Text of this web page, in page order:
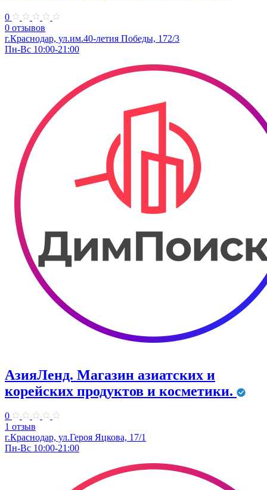
0
0 отзывов
г.Краснодар, ул.им.40-летия Победы, 172/3
Пн-Вс 10:00-21:00
АзияЛенд. Магазин азиатских и
корейских продуктов и косметики.
0
1 отзыв
г.Краснодар, ул.Героя Яцкова, 17/1
Пн-Вс 10:00-21:00